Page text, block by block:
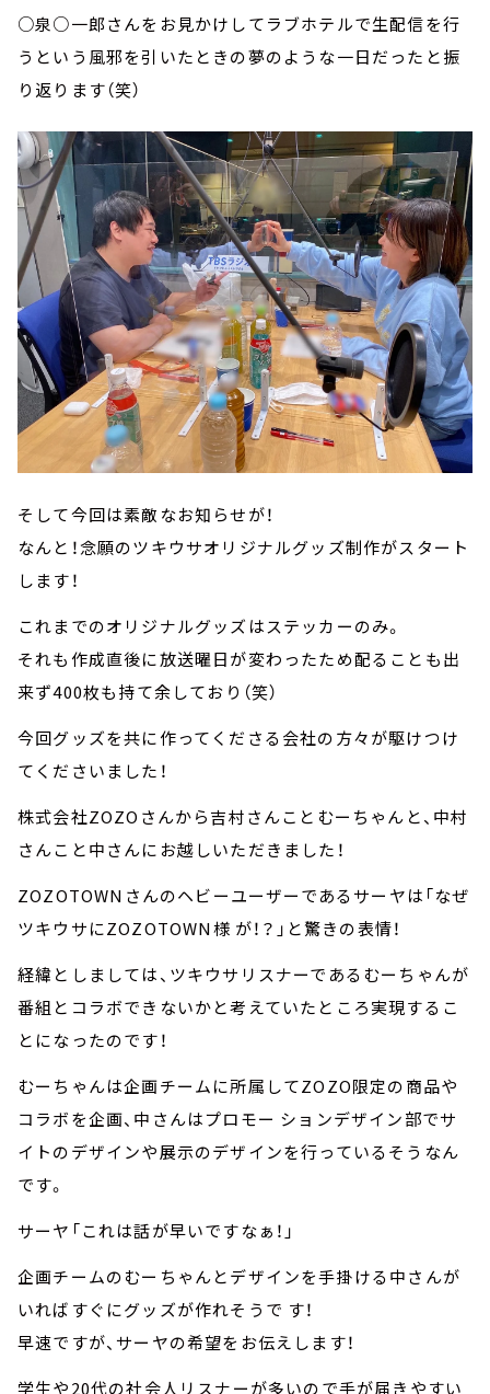
○泉○一郎さんをお見かけしてラブホテルで生配信を行
うという風邪を引いたときの夢のような一日だったと振
り返ります（笑）
そして今回は素敵なお知らせが！
なんと！念願のツキウサオリジナルグッズ制作がスタート
します！
これまでのオリジナルグッズはステッカーのみ。
それも作成直後に放送曜日が変わったため配ることも出
来ず400枚も持て余しており（笑）
今回グッズを共に作ってくださる会社の方々が駆けつけ
てくださいました！
株式会社ZOZOさんから吉村さんことむーちゃんと、中村
さんこと中さんにお越しいただきました！
ZOZOTOWNさんのヘビーユーザーであるサーヤは「なぜ
ツキウサにZOZOTOWN様 が！？」と驚きの表情！
経緯としましては、ツキウサリスナーであるむーちゃんが
番組とコラボできないかと考えていたところ実現するこ
とになったのです！
むーちゃんは企画チームに所属してZOZO限定の商品や
コラボを企画、中さんはプロモー ションデザイン部でサ
イトのデザインや展示のデザインを行っているそうなん
です。
サーヤ「これは話が早いですなぁ！」
企画チームのむーちゃんとデザインを手掛ける中さんが
いればすぐにグッズが作れそうで す！
早速ですが、サーヤの希望をお伝えします！
学生や20代の社会人リスナーが多いので手が届きやすい